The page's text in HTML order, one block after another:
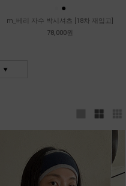
●
m_베리 자수 박시셔츠 [18차 재입고]
78,000원